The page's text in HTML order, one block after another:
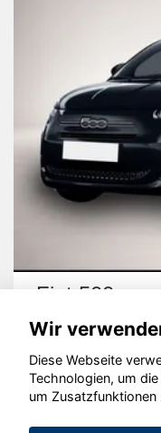
Fiat 500
©
Wir
Diese Webseite
Technologien, um
um Zusatzfunktionen